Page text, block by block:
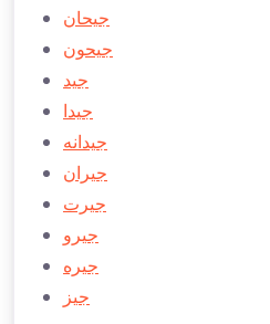
جیحان
جیحون
جید
جیدا
جیدانه
جیران
جیرت
جیرو
جیره
جیز